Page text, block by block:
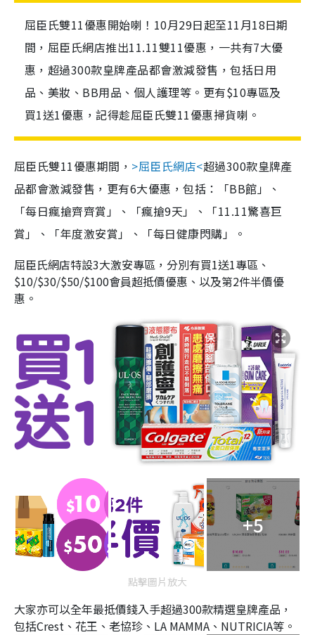
屈臣氏雙11優惠開始喇！10月29日起至11月18日期
間，屈臣氏網店推出11.11雙11優惠，一共有7大優
惠，超過300款皇牌產品都會激減發售，包括日用
品、美妝、BB用品、個人護理等。更有$10專區及
買1送1優惠，記得趁屈臣氏雙11優惠掃貨喇。
屈臣氏雙11優惠期間， >屈臣氏網店<超過300款皇牌產
品都會激減發售，更有6大優惠，包括：「BB館」、
「每日瘋搶齊齊賞」、「瘋搶9天」、「11.11驚喜巨
賞」、「年度激安賞」、「每日健康閃購」。
屈臣氏網店特設3大激安專區，分別有買1送1專區、
$10/$30/$50/$100會員超抵價優惠、以及第2件半價優
惠。
+5
點擊圖片放大
大家亦可以全年最抵價錢入手超過300款精選皇牌產品，
包括Crest、花王、老協珍、LA MAMMA、NUTRICIA等。